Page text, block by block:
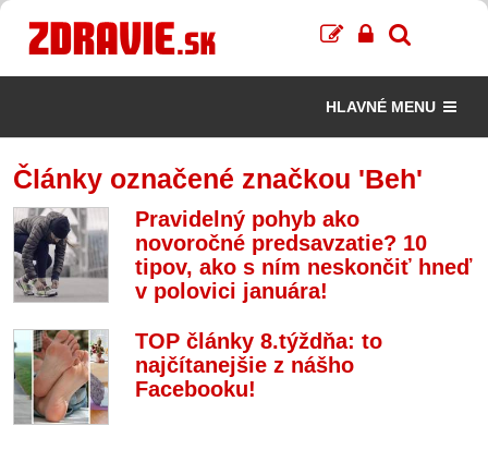
HLAVNÉ MENU
Články označené značkou 'Beh'
Pravidelný pohyb ako
novoročné predsavzatie? 10
tipov, ako s ním neskončiť hneď
v polovici januára!
TOP články 8.týždňa: to
najčítanejšie z nášho
Facebooku!